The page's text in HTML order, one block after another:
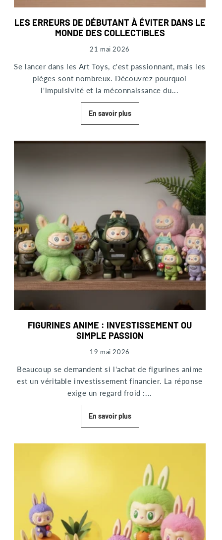
LES ERREURS DE DÉBUTANT À ÉVITER DANS LE
MONDE DES COLLECTIBLES
21 mai 2026
Se lancer dans les Art Toys, c'est passionnant, mais les
pièges sont nombreux. Découvrez pourquoi
l'impulsivité et la méconnaissance du...
En savoir plus
FIGURINES ANIME : INVESTISSEMENT OU
SIMPLE PASSION
19 mai 2026
Beaucoup se demandent si l'achat de figurines anime
est un véritable investissement financier. La réponse
exige un regard froid :...
En savoir plus